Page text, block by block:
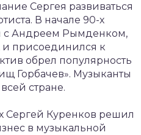
Сергея развиваться
В начале 90-х
с Андреем Рымденком,
присоединился к
обрел популярность
Горбачев». Музыканты
стране.
Сергей Куренков решил
в музыкальной